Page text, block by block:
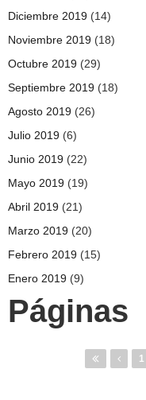
Diciembre 2019 (14)
Noviembre 2019 (18)
Octubre 2019 (29)
Septiembre 2019 (18)
Agosto 2019 (26)
Julio 2019 (6)
Junio 2019 (22)
Mayo 2019 (19)
Abril 2019 (21)
Marzo 2019 (20)
Febrero 2019 (15)
Enero 2019 (9)
Páginas
1